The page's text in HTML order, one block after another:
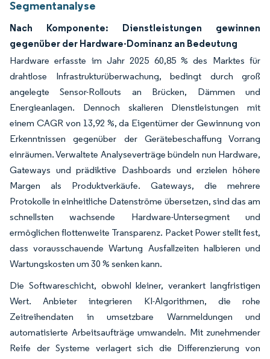
Segmentanalyse
Nach Komponente: Dienstleistungen gewinnen
gegenüber der Hardware-Dominanz an Bedeutung
Hardware erfasste im Jahr 2025 60,85 % des Marktes für
drahtlose Infrastrukturüberwachung, bedingt durch groß
angelegte Sensor-Rollouts an Brücken, Dämmen und
Energieanlagen. Dennoch skalieren Dienstleistungen mit
einem CAGR von 13,92 %, da Eigentümer der Gewinnung von
Erkenntnissen gegenüber der Gerätebeschaffung Vorrang
einräumen. Verwaltete Analyseverträge bündeln nun Hardware,
Gateways und prädiktive Dashboards und erzielen höhere
Margen als Produktverkäufe. Gateways, die mehrere
Protokolle in einheitliche Datenströme übersetzen, sind das am
schnellsten wachsende Hardware-Untersegment und
ermöglichen flottenweite Transparenz. Packet Power stellt fest,
dass vorausschauende Wartung Ausfallzeiten halbieren und
Wartungskosten um 30 % senken kann.
Die Softwareschicht, obwohl kleiner, verankert langfristigen
Wert. Anbieter integrieren KI-Algorithmen, die rohe
Zeitreihendaten in umsetzbare Warnmeldungen und
automatisierte Arbeitsaufträge umwandeln. Mit zunehmender
Reife der Systeme verlagert sich die Differenzierung von